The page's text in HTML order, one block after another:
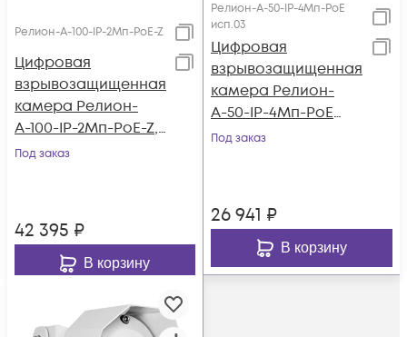
Релион-А-100-IP-2Мп-PоE-Z
Цифровая
взрывозащищенная
камера Релион-
А-100-IP-2Мп-PоE-Z,
2Мп,
DC12V/РоЕ IEEE
802.3at, моториз.
объек
Под заказ
42 395 ₽
В корзину
Релион-А-50-IP-4Мп-PоE
исп.03
Цифровая
взрывозащищенная
камера Релион-
А-50-IP-4Мп-PоE
исп.03, 4Мп,
Под заказ
26 941 ₽
В корзину